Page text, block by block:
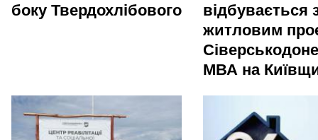
боку Твердохлібового
відбувається
житловим
МВА на